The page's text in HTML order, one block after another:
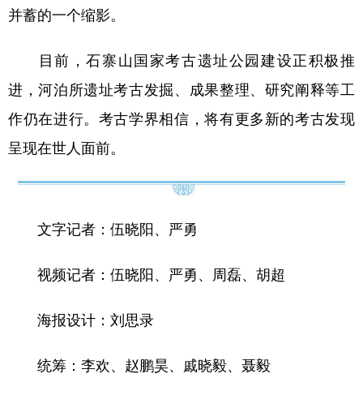
并蓄的一个缩影。
目前，石寨山国家考古遗址公园建设正积极推
进，河泊所遗址考古发掘、成果整理、研究阐释等工
作仍在进行。考古学界相信，将有更多新的考古发现
呈现在世人面前。
文字记者：伍晓阳、严勇
视频记者：伍晓阳、严勇、周磊、胡超
海报设计：刘思录
统筹：李欢、赵鹏昊、戚晓毅、聂毅